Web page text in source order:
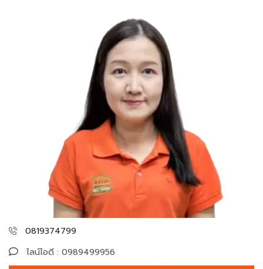
0819374799
ไลน์ไอดี : 0989499956